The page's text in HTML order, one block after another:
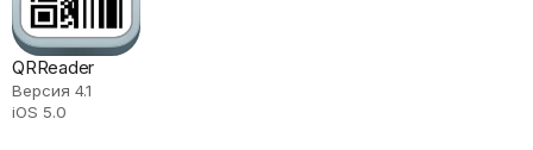
QRReader
Версия 4.1
iOS 5.0